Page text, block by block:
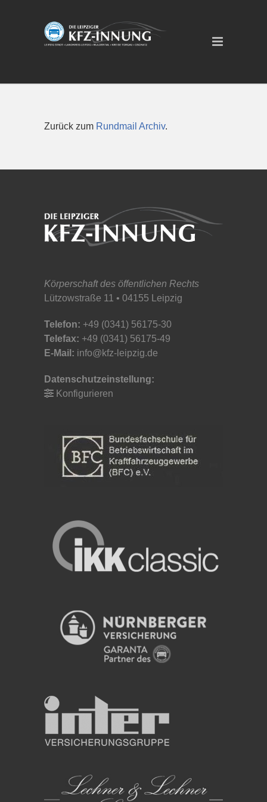
Zurück zum Rundmail Archiv.
Körperschaft des öffentlichen Rechts
Lützowstraße 11 • 04155 Leipzig
Telefon: +49 (0341) 56175-30
Telefax: +49 (0341) 56175-49
E-Mail: info@kfz-leipzig.de
Datenschutzeinstellung:
Konfigurieren